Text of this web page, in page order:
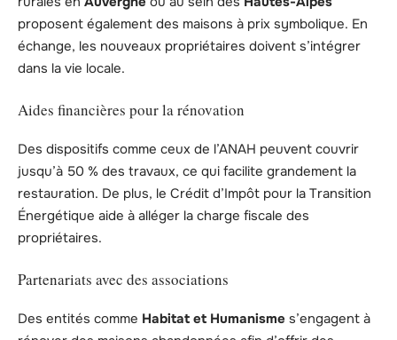
proposent également des maisons à prix symbolique. En
échange, les nouveaux propriétaires doivent s’intégrer
dans la vie locale.
Aides financières pour la rénovation
Des dispositifs comme ceux de l’ANAH peuvent couvrir
jusqu’à 50 % des travaux, ce qui facilite grandement la
restauration. De plus, le Crédit d’Impôt pour la Transition
Énergétique aide à alléger la charge fiscale des
propriétaires.
Partenariats avec des associations
Des entités comme Habitat et Humanisme s’engagent à